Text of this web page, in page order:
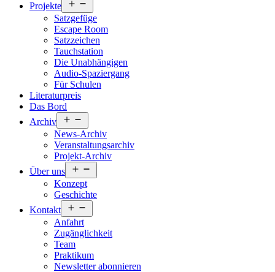
Projekte
öffnen
Satzgefüge
Escape Room
Satzzeichen
Tauchstation
Die Unabhängigen
Audio-Spaziergang
Für Schulen
Literaturpreis
Das Bord
Archiv
öffnen
News-Archiv
Veranstaltungsarchiv
Projekt-Archiv
Über uns
öffnen
Konzept
Geschichte
Kontakt
öffnen
Anfahrt
Zugänglichkeit
Team
Praktikum
Newsletter abonnieren